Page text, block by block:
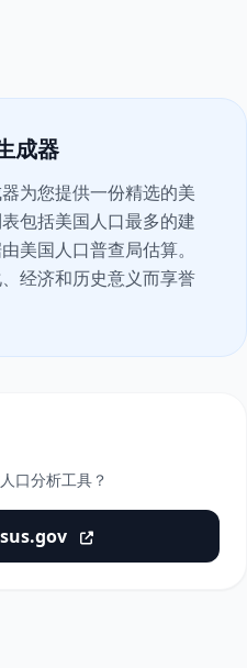
成器
为您提供一份精选的美
包括美国人口最多的建
美国人口普查局估算。
经济和历史意义而享誉
口分析工具？